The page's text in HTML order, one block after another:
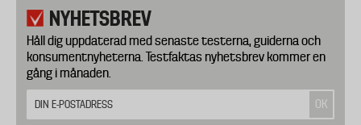
NYHETSBREV
Håll dig uppdaterad med senaste testerna, guiderna och
konsumentnyheterna. Testfaktas nyhetsbrev kommer en
gång i månaden.